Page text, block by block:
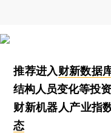
推荐进入财新数据
结构人员变化等投资
财新机器人产业指
态